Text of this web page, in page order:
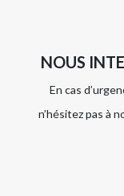
NOUS
En cas
n’hésitez pas à